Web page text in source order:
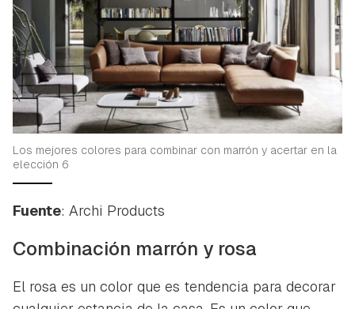
Los mejores colores para combinar con marrón y acertar en la
elección 6
Fuente: Archi Products
Combinación marrón y rosa
El rosa es un color que es tendencia para decorar